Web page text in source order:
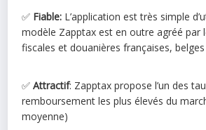
✅ Fiable: L’application est très simple
modèle Zapptax est en outre agréé par
fiscales et douanières françaises,
✅Attractif: Zapptax propose l’un des
remboursement les plus élevés du
moyenne)